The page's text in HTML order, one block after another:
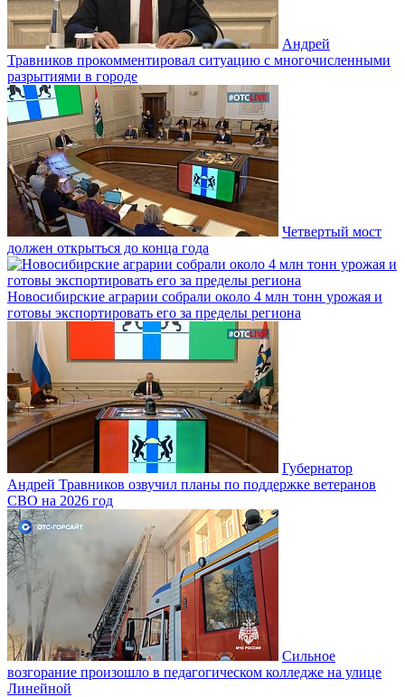
Андрей
Травников прокомментировал ситуацию с многочисленными
разрытиями в городе
Четвертый мост
должен открыться до конца года
Новосибирские аграрии собрали около 4 млн тонн урожая и
готовы экспортировать его за пределы региона
Губернатор
Андрей Травников озвучил планы по поддержке ветеранов
СВО на 2026 год
Сильное
возгорание произошло в педагогическом колледже на улице
Линейной